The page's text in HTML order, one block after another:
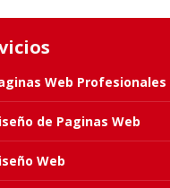
Web Profesionales
de Paginas Web
Web